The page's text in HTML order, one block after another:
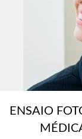
ENSAIO